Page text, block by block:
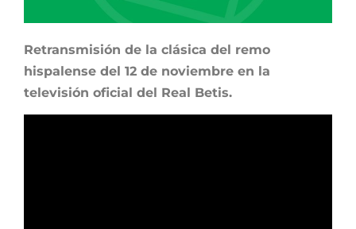
Retransmisión de la clásica del remo
hispalense del 12 de noviembre en la
televisión oficial del Real Betis.